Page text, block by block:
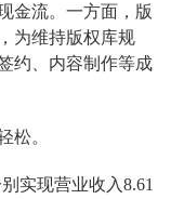
金流。一方面，版
为维持版权库规
约、内容制作等成
松。
实现营业收入8.61